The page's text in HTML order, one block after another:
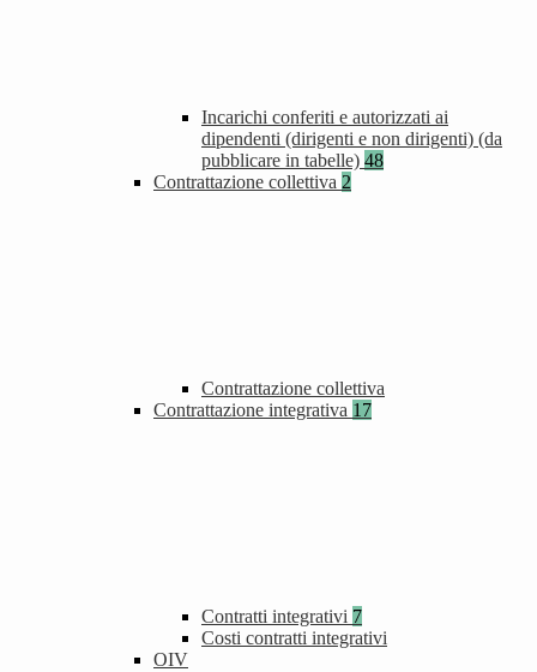
Incarichi conferiti e autorizzati ai
dipendenti (dirigenti e non dirigenti) (da
pubblicare in tabelle) 48
Contrattazione collettiva 2
Contrattazione collettiva
Contrattazione integrativa 17
Contratti integrativi 7
Costi contratti integrativi
OIV